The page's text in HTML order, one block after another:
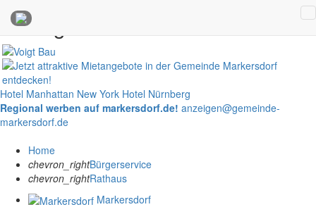
Anzeigen
Hotel Manhattan New York Hotel Nürnberg
Regional werben auf markersdorf.de! anzeigen@gemeinde-
markersdorf.de
Home
chevron_rightBürgerservice
chevron_rightRathaus
Markersdorf